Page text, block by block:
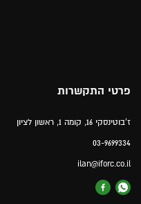
פרטי התקשרות
ז'בוטינסקי 16, קומה 1, ראשון לציון
03-9699334
ilan@iforc.co.il